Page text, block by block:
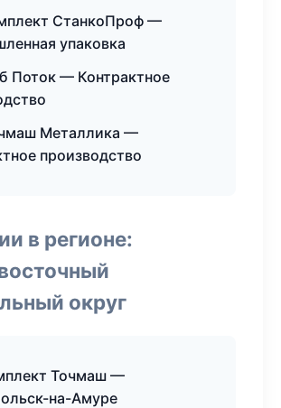
СтанкоПроф —
упаковка
Поток — Контрактное
Металлика —
производство
в регионе:
округ
Точмаш —
на-Амуре